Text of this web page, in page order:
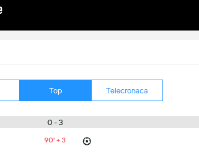
Top Telecronaca
0 - 3
90' + 3